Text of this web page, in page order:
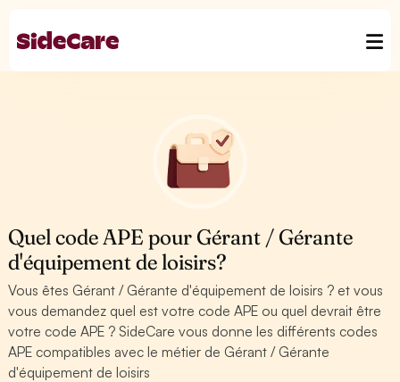
Quel code APE pour Gérant / Gérante
d'équipement de loisirs?
Vous êtes Gérant / Gérante d'équipement de loisirs ? et vous
vous demandez quel est votre code APE ou quel devrait être
votre code APE ? SideCare vous donne les différents codes
APE compatibles avec le métier de Gérant / Gérante
d'équipement de loisirs